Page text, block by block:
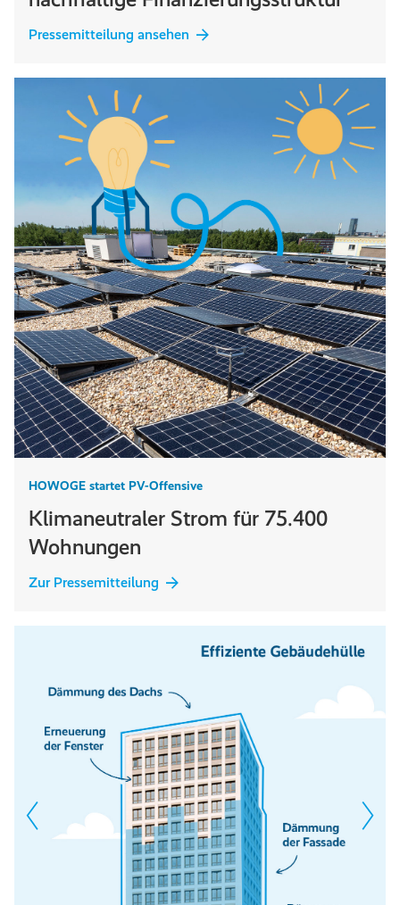
Pressemitteilung ansehen
HOWOGE startet PV-Offensive
Klimaneutraler Strom für 75.400
Wohnungen
Zur Pressemitteilung